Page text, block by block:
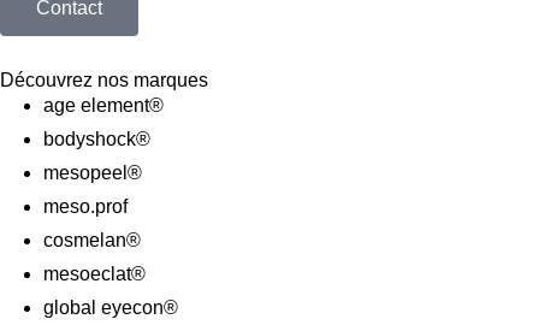
Contact
Découvrez nos marques
age element®
bodyshock®
mesopeel®
meso.prof
cosmelan®
mesoeclat®
global eyecon®